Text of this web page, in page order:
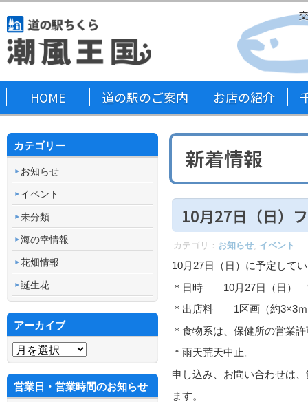
HOME 道の駅のご案内 お店の紹介
新着情報
10月27日（日）
カテゴリ： お知らせ, イベント
10月27日（日）に予定して
＊日時 10月27日（日） 9
＊出店料 1区画（約3×3ｍ
＊食物系は、保健所の営業
＊雨天荒天中止。
申し込み、お問い合わせは
ます。
カテゴリー
お知らせ
イベント
未分類
海の幸情報
花畑情報
誕生花
アーカイブ
アーカイブ
営業日・営業時間のお知らせ